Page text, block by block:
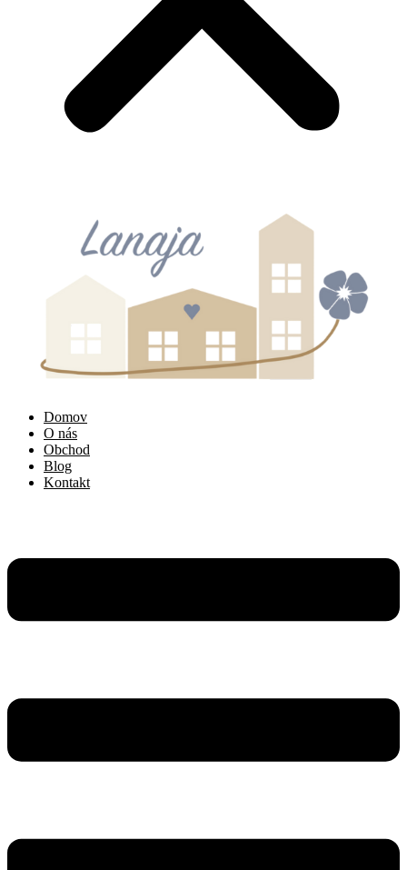
Domov
O nás
Obchod
Blog
Kontakt